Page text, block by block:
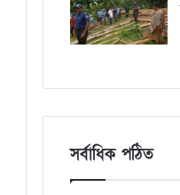
সর্বাধিক পঠিত